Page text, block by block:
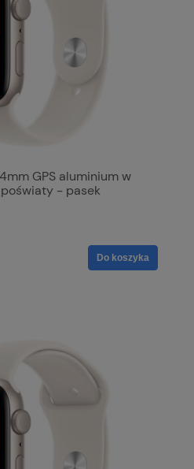
GPS aluminium w
- pasek
Do koszyka